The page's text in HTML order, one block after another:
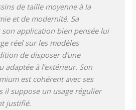
de taille moyenne à la
et de modernité. Sa
son application bien pensée lui
réel sur les modèles
de disposer d’une
adaptée à l’extérieur. Son
est cohérent avec ses
il suppose un usage régulier
justifié.